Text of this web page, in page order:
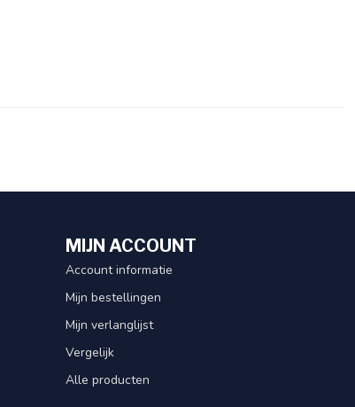
MIJN ACCOUNT
Account informatie
Mijn bestellingen
Mijn verlanglijst
Vergelijk
Alle producten